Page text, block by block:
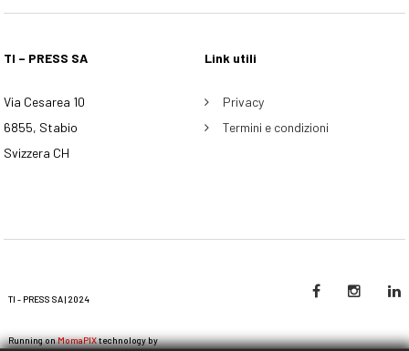
TI – PRESS SA
Via Cesarea 10
6855, Stabio
Svizzera CH
Link utili
Privacy
Termini e condizioni
TI - PRESS SA | 2024
Running onMomaPIXtechnology by